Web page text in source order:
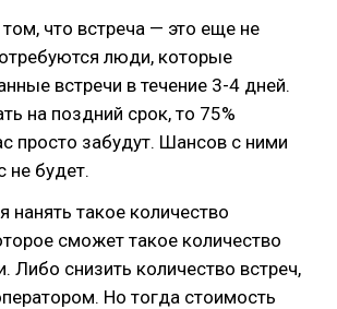
что встреча — это еще не
люди, которые
встречи в течение 3-4 дней.
на поздний срок, то 75%
просто забудут. Шансов с ними
не будет.
нанять такое количество
сможет такое количество
Либо снизить количество встреч,
Но тогда стоимость